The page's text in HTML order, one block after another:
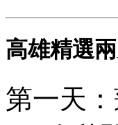
高雄精選
第一天